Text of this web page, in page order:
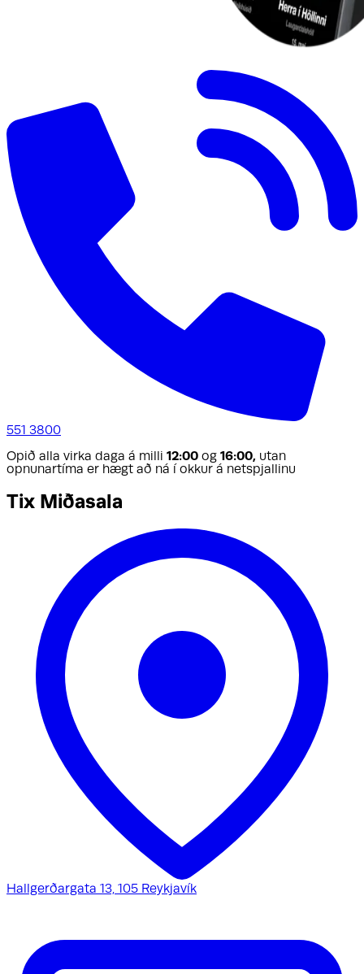
551 3800
Opið alla virka daga á milli 12:00 og 16:00, utan
opnunartíma er hægt að ná í okkur á netspjallinu
Tix Miðasala
Hallgerðargata 13, 105 Reykjavík